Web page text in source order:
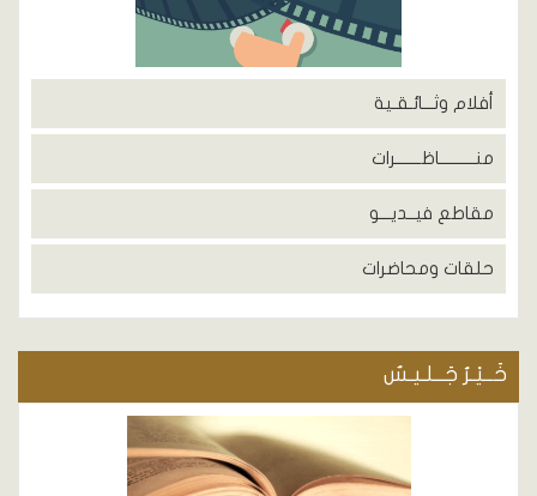
أفلام وثـــائـقـية
منــــــــــاظـــــــرات
مقاطع فيــديـــو
حلقات ومحاضرات
خَــيْـرُ جَــلـيـسٌ